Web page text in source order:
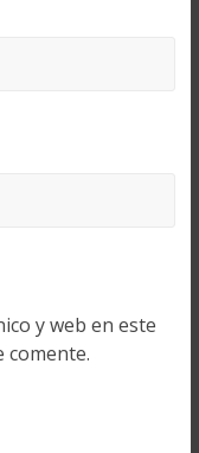
y web en este
comente.